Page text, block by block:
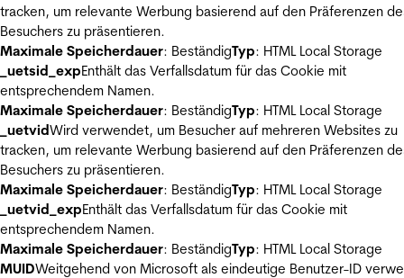
tracken, um relevante Werbung basierend auf den Präferenzen
Besuchers zu präsentieren.
Maximale Speicherdauer: BeständigTyp: HTML Local Storage
_uetsid_expEnthält das Verfallsdatum für das Cookie mit
entsprechendem Namen.
Maximale Speicherdauer: BeständigTyp: HTML Local Storage
_uetvidWird verwendet, um Besucher auf mehreren Websites zu
tracken, um relevante Werbung basierend auf den Präferenzen
Besuchers zu präsentieren.
Maximale Speicherdauer: BeständigTyp: HTML Local Storage
_uetvid_expEnthält das Verfallsdatum für das Cookie mit
entsprechendem Namen.
Maximale Speicherdauer: BeständigTyp: HTML Local Storage
MUIDWeitgehend von Microsoft als eindeutige Benutzer-ID